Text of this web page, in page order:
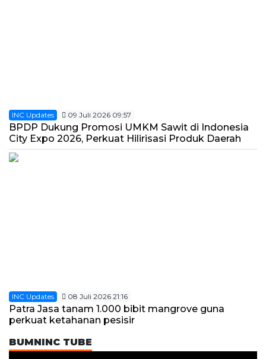
INC Updates 09 Juli 2026 09:57
BPDP Dukung Promosi UMKM Sawit di Indonesia
City Expo 2026, Perkuat Hilirisasi Produk Daerah
INC Updates 08 Juli 2026 21:16
Patra Jasa tanam 1.000 bibit mangrove guna
perkuat ketahanan pesisir
BUMNINC TUBE